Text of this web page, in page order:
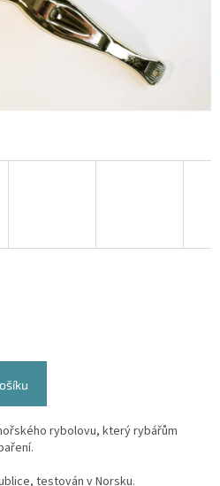
rybolovu, který rybářům
testován v Norsku.